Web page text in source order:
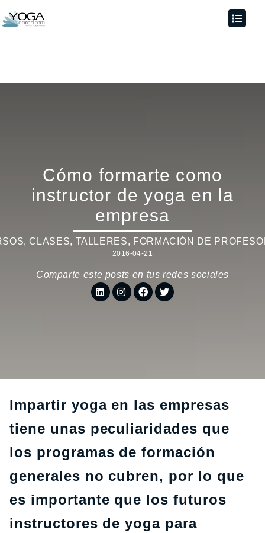
Cómo formarte como
instructor de yoga en la
empresa
CLASES, TALLERES, FORMACIÓN DE
2016-04-21
Comparte este posts en tus redes sociales
Impartir yoga en las empresas
tiene unas peculiaridades que
los programas de formación
generales no cubren, por lo que
es importante que los futuros
instructores de yoga para